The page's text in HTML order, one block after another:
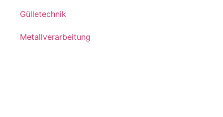
Gülletechnik
Metallverarbeitung